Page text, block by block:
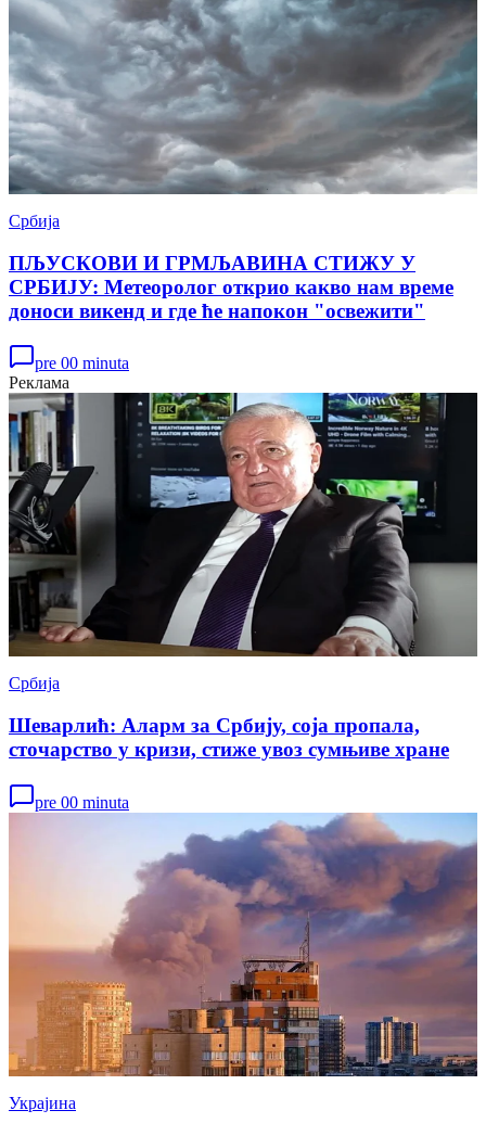
Србија
ПЉУСКОВИ И ГРМЉАВИНА СТИЖУ У
СРБИЈУ: Метеоролог открио какво нам време
доноси викенд и где ће напокон "освежити"
pre 00 minuta
Реклама
Србија
Шеварлић: Аларм за Србију, соја пропала,
сточарство у кризи, стиже увоз сумњиве хране
pre 00 minuta
Украјина